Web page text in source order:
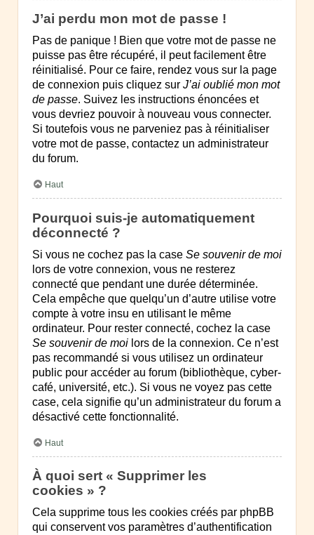
J’ai perdu mon mot de passe !
Pas de panique ! Bien que votre mot de passe ne
puisse pas être récupéré, il peut facilement être
réinitialisé. Pour ce faire, rendez vous sur la page
de connexion puis cliquez sur J’ai oublié mon mot
de passe. Suivez les instructions énoncées et
vous devriez pouvoir à nouveau vous connecter.
Si toutefois vous ne parveniez pas à réinitialiser
votre mot de passe, contactez un administrateur
du forum.
Haut
Pourquoi suis-je automatiquement
déconnecté ?
Si vous ne cochez pas la case Se souvenir de moi
lors de votre connexion, vous ne resterez
connecté que pendant une durée déterminée.
Cela empêche que quelqu’un d’autre utilise votre
compte à votre insu en utilisant le même
ordinateur. Pour rester connecté, cochez la case
Se souvenir de moi lors de la connexion. Ce n’est
pas recommandé si vous utilisez un ordinateur
public pour accéder au forum (bibliothèque, cyber-
café, université, etc.). Si vous ne voyez pas cette
case, cela signifie qu’un administrateur du forum a
désactivé cette fonctionnalité.
Haut
À quoi sert « Supprimer les
cookies » ?
Cela supprime tous les cookies créés par phpBB
qui conservent vos paramètres d’authentification